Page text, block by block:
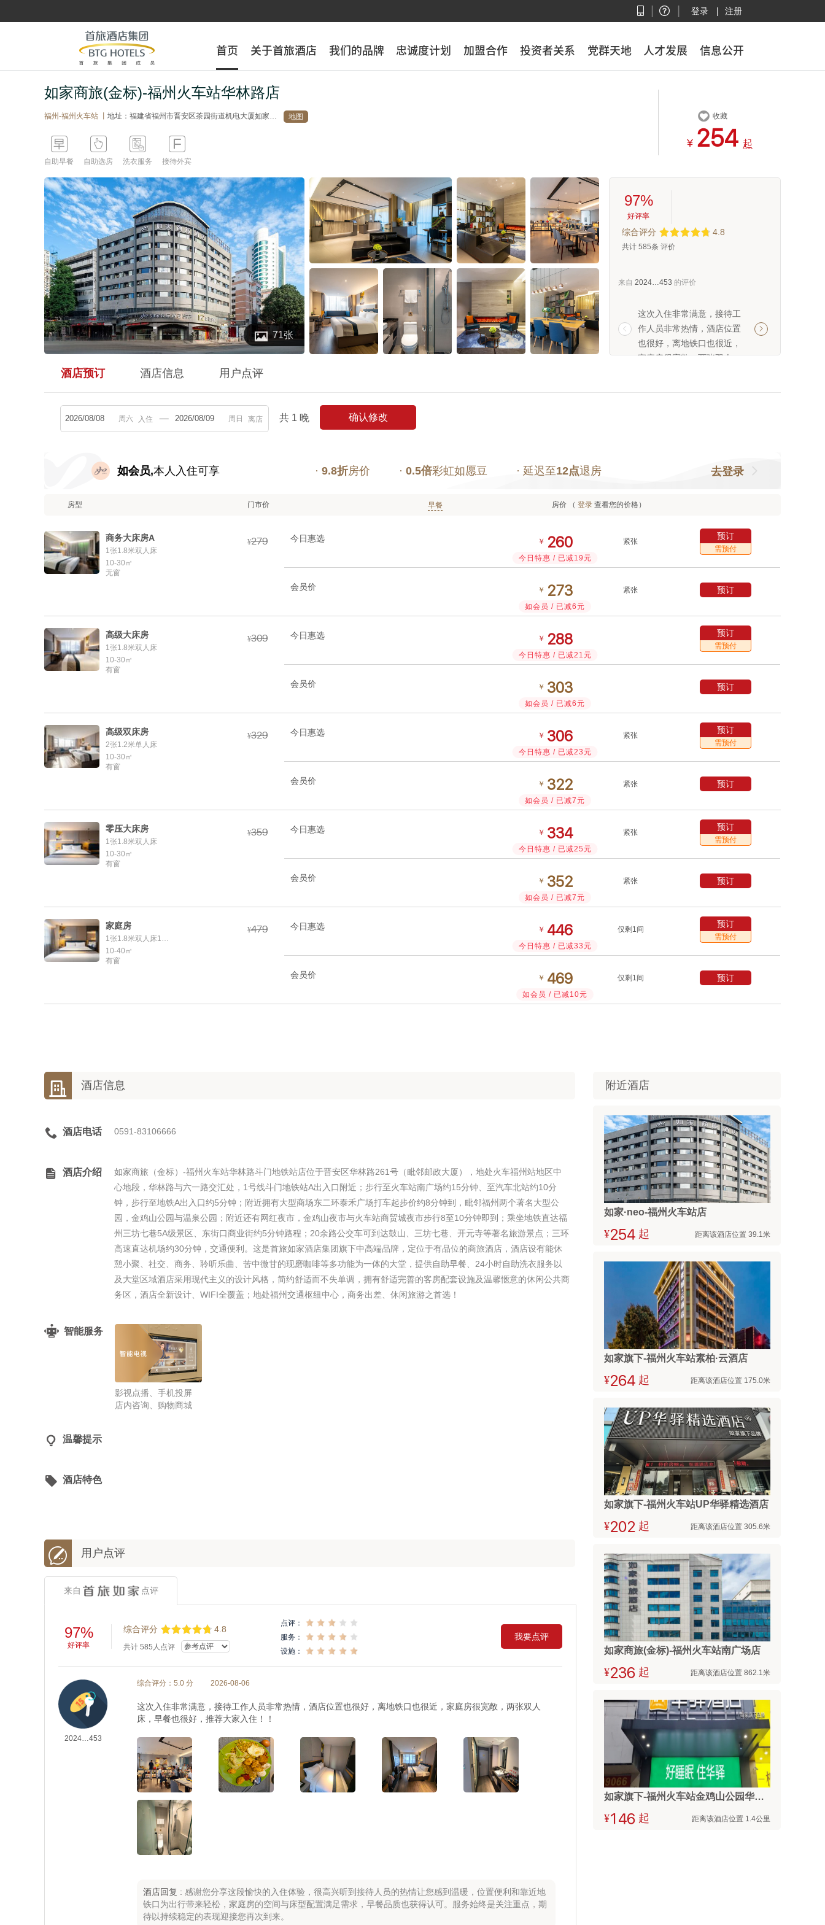
登录 | 注册
首页 关于首旅酒店 我们的品牌 忠诚度计划 加盟合作 投资者关系 党群天地 人才发展 信息公开
首页 关于首旅酒店 我们的品牌 忠诚度计划 加盟合作 投资者关系 党群天地 人才发展 信息公开
如家商旅(金标)-福州火车站华林路店
福州-福州火车站 丨 地址：福建省福州市晋安区茶园街道机电大厦如家酒店(福州火车站华林路斗门地铁站店) 地图

自助早餐

自助选房

洗衣服务

接待外宾
 收藏
¥  起
 71张
97%
好评率
综合评分 4.8
共计 585条 评价
来自 2024…453 的评价

这次入住非常满意，接待工
作人员非常热情，酒店位置
也很好，离地铁口也很近，
家庭房很宽敞，两张双人
前台服务人员也很

酒店预订 酒店信息 用户点评
入住 离店 共 1 晚 确认修改
如会员,本人入住可享 · 9.8折房价 · 0.5倍彩虹如愿豆 · 延迟至12点退房 去登录
房型 门市价 早餐 房价 （ 登录 查看您的价格）
商务大床房A
1张1.8米双人床
10-30㎡
无窗
¥ 今日惠选 ￥ 
今日特惠 / 已减19元
紧张
预订
需预付
会员价 ￥ 
如会员 / 已减6元
紧张 预订
高级大床房
1张1.8米双人床
10-30㎡
有窗
¥ 今日惠选 ￥ 
今日特惠 / 已减21元
预订
需预付
会员价 ￥ 
如会员 / 已减6元
预订
高级双床房
2张1.2米单人床
10-30㎡
有窗
¥ 今日惠选 ￥ 
今日特惠 / 已减23元
紧张
预订
需预付
会员价 ￥ 
如会员 / 已减7元
紧张 预订
零压大床房
1张1.8米双人床
10-30㎡
有窗
¥ 今日惠选 ￥ 
今日特惠 / 已减25元
紧张
预订
需预付
会员价 ￥ 
如会员 / 已减7元
紧张 预订
家庭房
1张1.8米双人床1张1.5米双人床
10-40㎡
有窗
¥ 今日惠选 ￥ 
今日特惠 / 已减33元
仅剩1间
预订
需预付
会员价 ￥ 
如会员 / 已减10元
仅剩1间 预订
 酒店信息
 酒店电话 0591-83106666
 酒店介绍
如家商旅（金标）-福州火车站华林路斗门地铁站店位于晋安区华林路261号（毗邻邮政大厦），地处火车福州站地区中
心地段，华林路与六一路交汇处，1号线斗门地铁站A出入口附近；步行至火车站南广场约15分钟、至汽车北站约10分
钟，步行至地铁A出入口约5分钟；附近拥有大型商场东二环泰禾广场打车起步价约8分钟到，毗邻福州两个著名大型公
园，金鸡山公园与温泉公园；附近还有网红夜市，金鸡山夜市与火车站商贸城夜市步行8至10分钟即到；乘坐地铁直达福
州三坊七巷5A级景区、东街口商业街约5分钟路程；20余路公交车可到达鼓山、三坊七巷、开元寺等著名旅游景点；三环
高速直达机场约30分钟，交通便利。这是首旅如家酒店集团旗下中高端品牌，定位于有品位的商旅酒店，酒店设有能休
憩小聚、社交、商务、聆听乐曲、苦中微甘的现磨咖啡等多功能为一体的大堂，提供自助早餐、24小时自助洗衣服务以
及大堂区域酒店采用现代主义的设计风格，简约舒适而不失单调，拥有舒适完善的客房配套设施及温馨愜意的休闲公共商
务区，酒店全新设计、WIFI全覆盖；地处福州交通枢纽中心，商务出差、休闲旅游之首选！
智能服务
影视点播、手机投屏
店内咨询、购物商城
 温馨提示
 酒店特色
 用户点评
来自 点评
97%
好评率
综合评分 4.8
共计 585 人点评
点评：
服务：
设施：
我要点评
2024…453
综合评分：5.0 分 2026-08-06
这次入住非常满意，接待工作人员非常热情，酒店位置也很好，离地铁口也很近，家庭房很宽敞，两张双人
床，早餐也很好，推荐大家入住！！
酒店回复 : 感谢您分享这段愉快的入住体验，很高兴听到接待人员的热情让您感到温暖，位置便利和靠近地
铁口为出行带来轻松，家庭房的空间与床型配置满足需求，早餐品质也获得认可。服务始终是关注重点，期
待以持续稳定的表现迎接您再次到来。
附近酒店
如家·neo-福州火车站店
¥ 起 距离该酒店位置 39.1米
如家旗下-福州火车站素柏·云酒店
¥ 起 距离该酒店位置 175.0米
如家旗下-福州火车站UP华驿精选酒店
¥ 起 距离该酒店位置 305.6米
如家商旅(金标)-福州火车站南广场店
¥ 起 距离该酒店位置 862.1米
如家旗下-福州火车站金鸡山公园华驿精选酒店
¥  起 距离该酒店位置 1.4公里